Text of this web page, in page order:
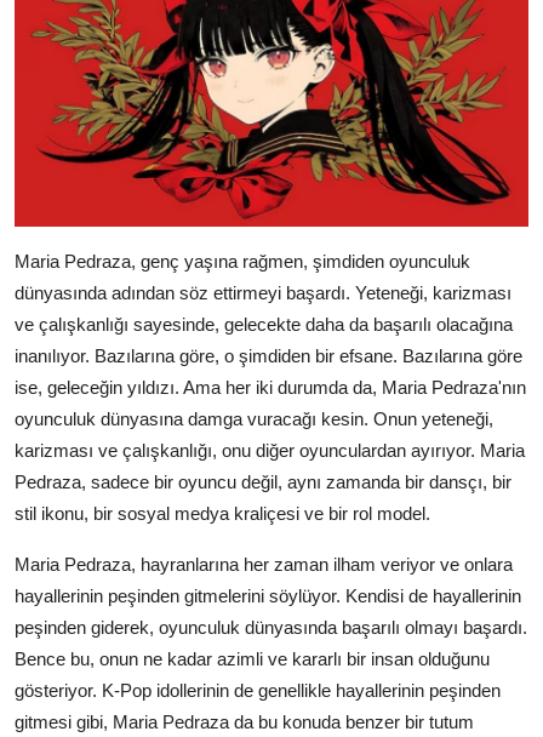
Maria Pedraza, genç yaşına rağmen, şimdiden oyunculuk
dünyasında adından söz ettirmeyi başardı. Yeteneği, karizması
ve çalışkanlığı sayesinde, gelecekte daha da başarılı olacağına
inanılıyor. Bazılarına göre, o şimdiden bir efsane. Bazılarına göre
ise, geleceğin yıldızı. Ama her iki durumda da, Maria Pedraza'nın
oyunculuk dünyasına damga vuracağı kesin. Onun yeteneği,
karizması ve çalışkanlığı, onu diğer oyunculardan ayırıyor. Maria
Pedraza, sadece bir oyuncu değil, aynı zamanda bir dansçı, bir
stil ikonu, bir sosyal medya kraliçesi ve bir rol model.
Maria Pedraza, hayranlarına her zaman ilham veriyor ve onlara
hayallerinin peşinden gitmelerini söylüyor. Kendisi de hayallerinin
peşinden giderek, oyunculuk dünyasında başarılı olmayı başardı.
Bence bu, onun ne kadar azimli ve kararlı bir insan olduğunu
gösteriyor. K-Pop idollerinin de genellikle hayallerinin peşinden
gitmesi gibi, Maria Pedraza da bu konuda benzer bir tutum